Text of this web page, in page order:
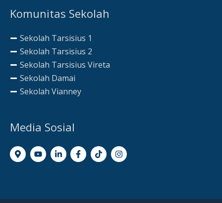
Komunitas Sekolah
Sekolah Tarsisius 1
Sekolah Tarsisius 2
Sekolah Tarsisius Vireta
Sekolah Damai
Sekolah Vianney
Media Sosial